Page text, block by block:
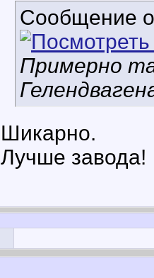
Сообщение
Примерно
Шикарно.
Лучше завода!